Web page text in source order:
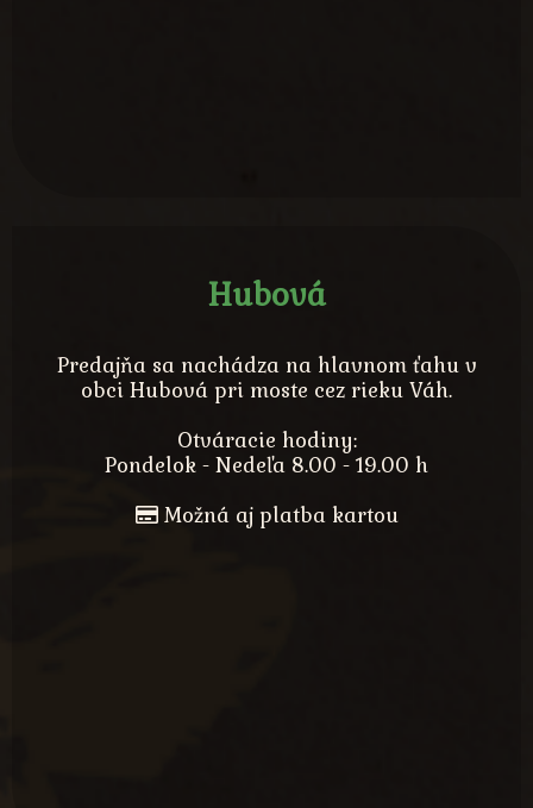
Hubová
Predajňa sa nachádza na hlavnom ťahu v
obci Hubová pri moste cez rieku Váh.
Otváracie hodiny:
Pondelok - Nedeľa 8.00 - 19.00 h
Možná aj platba kartou